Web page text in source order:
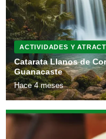
ACTIVIDADES Y
Catarata Llanos de
Guanacaste
Hace 4 meses